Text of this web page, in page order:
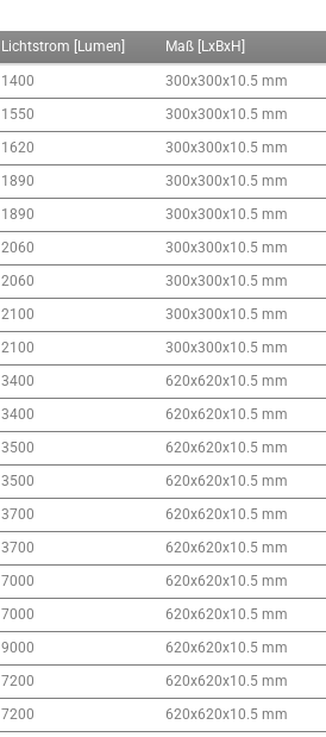
Lichtstrom [Lumen] Maß [LxBxH]
1400 300x300x10.5 mm
1550 300x300x10.5 mm
1620 300x300x10.5 mm
1890 300x300x10.5 mm
1890 300x300x10.5 mm
2060 300x300x10.5 mm
2060 300x300x10.5 mm
2100 300x300x10.5 mm
2100 300x300x10.5 mm
3400 620x620x10.5 mm
3400 620x620x10.5 mm
3500 620x620x10.5 mm
3500 620x620x10.5 mm
3700 620x620x10.5 mm
3700 620x620x10.5 mm
7000 620x620x10.5 mm
7000 620x620x10.5 mm
9000 620x620x10.5 mm
7200 620x620x10.5 mm
7200 620x620x10.5 mm